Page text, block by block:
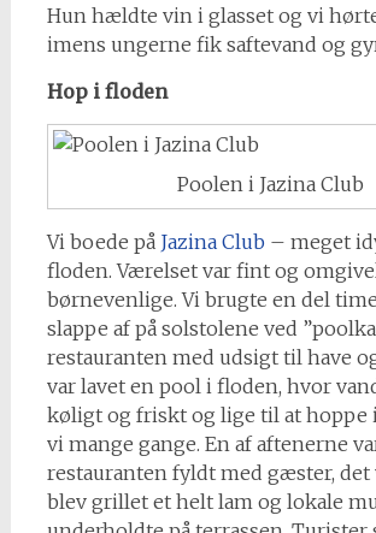
Hun hældte vin i glasset og vi
imens ungerne fik saftevand og
Hop i floden
Poolen i Jazina Club
Vi boede på Jazina Club – meget
floden. Værelset var fint og
børnevenlige. Vi brugte en del
slappe af på solstolene ved
restauranten med udsigt til have
var lavet en pool i floden, hvor
køligt og friskt og lige til at hoppe
vi mange gange. En af aftenerne
restauranten fyldt med gæster, det
blev grillet et helt lam og lokale